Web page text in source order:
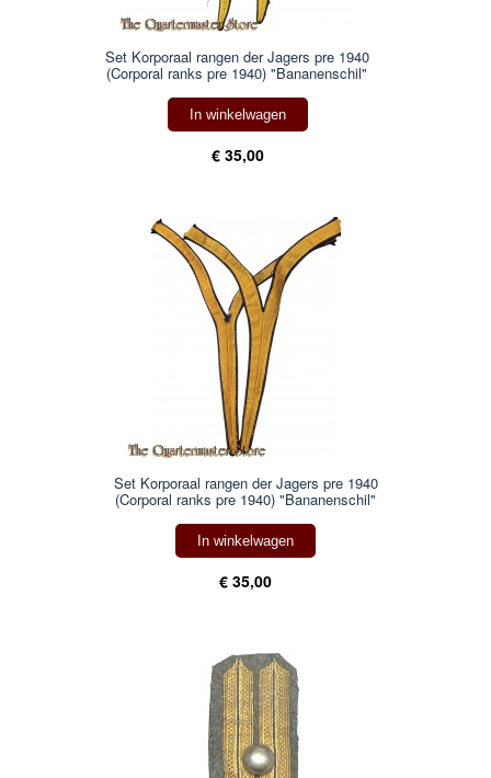
Set Korporaal rangen der Jagers pre 1940
(Corporal ranks pre 1940) "Bananenschil"
In winkelwagen
€ 35,00
Set Korporaal rangen der Jagers pre 1940
(Corporal ranks pre 1940) "Bananenschil"
In winkelwagen
€ 35,00